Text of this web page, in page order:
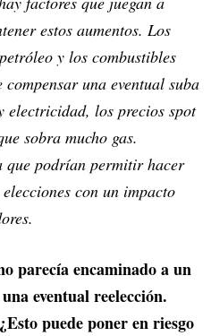
estos aumentos. Los
y los combustibles
una eventual suba
electricidad, los precios spot
sobra mucho gas.
que podrían permitir hacer
con un impacto
parecía encaminado a un
eventual reelección.
puede poner en riesgo